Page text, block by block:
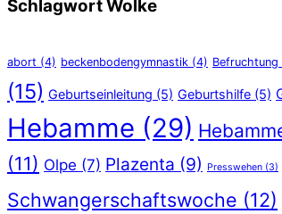
Schlagwort Wolke
abort (4) beckenbodengymnastik (4) Befruchtung
(15) Geburtseinleitung (5) Geburtshilfe (5)
Hebamme (29)
(11) Olpe (7) Plazenta (9) Presswehen (3)
Schwangerschaftswoche (12)